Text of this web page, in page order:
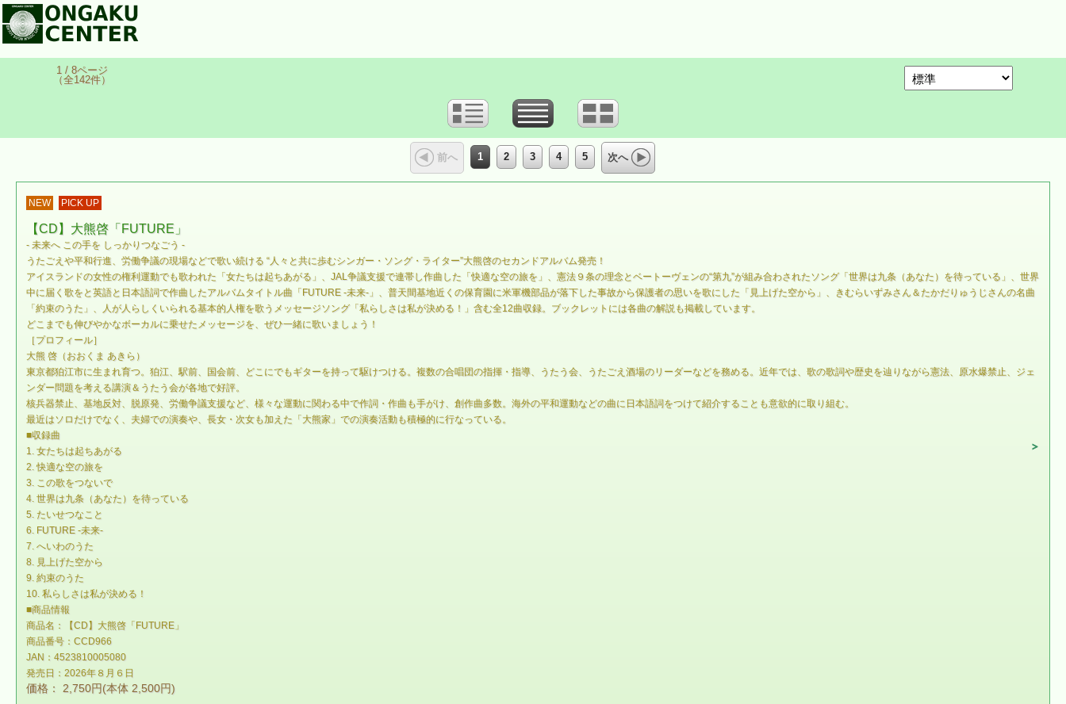
1 / 8ページ
（全142件）
前へ 1 2 3 4 5 次へ
NEW PICK UP
【CD】大熊啓「FUTURE」
- 未来へ この手を しっかりつなごう -
うたごえや平和行進、労働争議の現場などで歌い続ける “人々と共に歩むシンガー・ソング・ライター”大熊啓のセカンドアルバム発売！
アイスランドの女性の権利運動でも歌われた「女たちは起ちあがる」、JAL争議支援で連帯し作曲した「快適な空の旅を」、憲法９条の理念とベートーヴェンの“第九”が組み合わされたソング「世界は九条（あなた）を待っている」、世界
中に届く歌をと英語と日本語詞で作曲したアルバムタイトル曲「FUTURE -未来-」、普天間基地近くの保育園に米軍機部品が落下した事故から保護者の思いを歌にした「見上げた空から」、きむらいずみさん＆たかだりゅうじさんの名曲
「約束のうた」、人が人らしくいられる基本的人権を歌うメッセージソング「私らしさは私が決める！」含む全12曲収録。ブックレットには各曲の解説も掲載しています。
どこまでも伸びやかなボーカルに乗せたメッセージを、ぜひ一緒に歌いましょう！
［プロフィール］
大熊 啓（おおくま あきら）
東京都狛江市に生まれ育つ。狛江、駅前、国会前、どこにでもギターを持って駆けつける。複数の合唱団の指揮・指導、うたう会、うたごえ酒場のリーダーなどを務める。近年では、歌の歌詞や歴史を辿りながら憲法、原水爆禁止、ジェ
ンダー問題を考える講演＆うたう会が各地で好評。
核兵器禁止、基地反対、脱原発、労働争議支援など、様々な運動に関わる中で作詞・作曲も手がけ、創作曲多数。海外の平和運動などの曲に日本語詞をつけて紹介することも意欲的に取り組む。
最近はソロだけでなく、夫婦での演奏や、長女・次女も加えた「大熊家」での演奏活動も積極的に行なっている。
■収録曲
1. 女たちは起ちあがる
2. 快適な空の旅を
3. この歌をつないで
4. 世界は九条（あなた）を待っている
5. たいせつなこと
6. FUTURE -未来-
7. へいわのうた
8. 見上げた空から
9. 約束のうた
10. 私らしさは私が決める！
■商品情報
商品名：【CD】大熊啓「FUTURE」
商品番号：CCD966
JAN：4523810005080
発売日：2026年８月６日
価格： 2,750円(本体 2,500円)